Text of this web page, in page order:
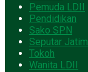
Pemuda LDII
Pendidikan
Sako SPN
Seputar Jatim
Tokoh
Wanita LDII